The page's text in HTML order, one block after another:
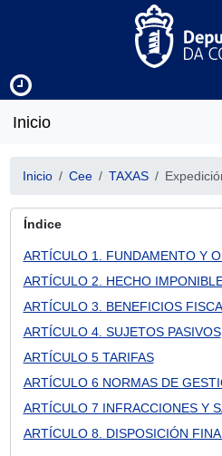
Inicio
Inicio Cee TAXAS
Índice
ARTÍCULO 1. FUNDAMENTO Y
ARTÍCULO 2. HECHO
ARTÍCULO 3. BENEFICIOS
ARTÍCULO 4. SUJETOS PASIVOS
ARTÍCULO 5 TARIFAS
ARTÍCULO 6 NORMAS DE
ARTÍCULO 7 INFRACCIONES Y
ARTÍCULO 8. DISPOSICIÓN